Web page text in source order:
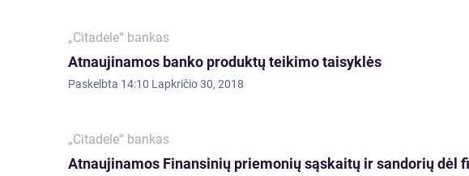
„Citadele“ bankas
Atnaujinamos banko produktų teikimo taisyklės
Paskelbta 14:10 Lapkričio 30, 2018
„Citadele“ bankas
Atnaujinamos Finansinių priemonių sąskaitų ir sandorių dėl